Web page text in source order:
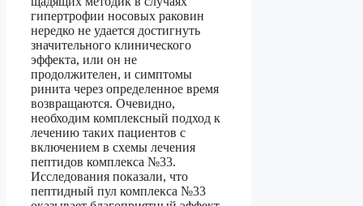
гипертрофии носовых раковин
нередко не удается достигнуть
значительного клинического
эффекта, или он не
продолжителен, и симптомы
ринита через определенное время
возвращаются. Очевидно,
необходим комплексный подход к
лечению таких пациентов с
включением в схемы лечения
пептидов комплекса №33.
Исследования показали, что
пептидный пул комплекса №33